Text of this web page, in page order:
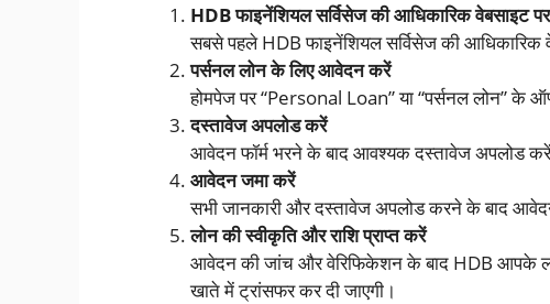
HDB फाइनेंशियल सर्विसेज की आधिकारिक वेबसाइट
सबसे पहले HDB फाइनेंशियल सर्विसेज की
पर्सनल लोन के लिए आवेदन करें
होमपेज पर “Personal Loan” या “पर्सनल लोन” के
दस्तावेज अपलोड करें
आवेदन फॉर्म भरने के बाद आवश्यक दस्तावेज अपलोड
आवेदन जमा करें
सभी जानकारी और दस्तावेज अपलोड करने के बाद
लोन की स्वीकृति और राशि प्राप्त करें
आवेदन की जांच और वेरिफिकेशन के बाद HDB आपके
खाते में ट्रांसफर कर दी जाएगी।